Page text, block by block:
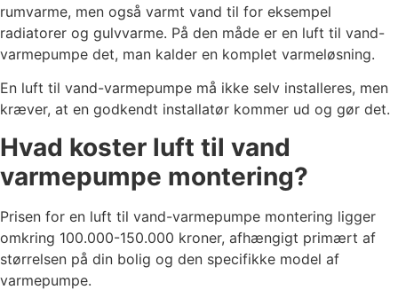
rumvarme, men også varmt vand til for eksempel
radiatorer og gulvvarme. På den måde er en luft til vand-
varmepumpe det, man kalder en komplet varmeløsning.
En luft til vand-varmepumpe må ikke selv installeres, men
kræver, at en godkendt installatør kommer ud og gør det.
Hvad koster luft til vand
varmepumpe montering?
Prisen for en luft til vand-varmepumpe montering ligger
omkring 100.000-150.000 kroner, afhængigt primært af
størrelsen på din bolig og den specifikke model af
varmepumpe.